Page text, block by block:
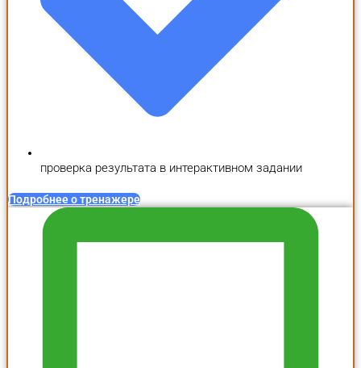
проверка результата в интерактивном задании
Подробнее о тренажере